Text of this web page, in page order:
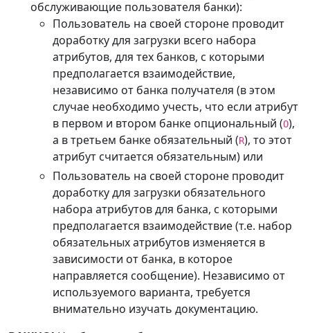
обслуживающие пользователя банки):
Пользователь на своей стороне проводит
доработку для загрузки всего набора
атрибутов, для тех банков, с которыми
предполагается взаимодействие,
независимо от банка получателя (в этом
случае необходимо учесть, что если атрибут
в первом и втором банке опциональный (O),
а в третьем банке обязательный (R), то этот
атрибут считается обязательным) или
Пользователь на своей стороне проводит
доработку для загрузки обязательного
набора атрибутов для банка, с которыми
предполагается взаимодействие (т.е. набор
обязательных атрибутов изменяется в
зависимости от банка, в которое
направляется сообщение). Независимо от
используемого варианта, требуется
внимательно изучать документацию.